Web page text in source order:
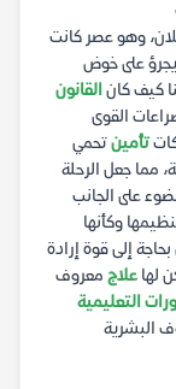
وهو عصر كانت
يجرؤ على خوض
كيف كانالقانون
القوى
تأمينتحمي
مما جعل الرحلة
على الجانب
وكأنها
إلى قوة إرادة
لها علاج معروف
التعليمية
البشرية